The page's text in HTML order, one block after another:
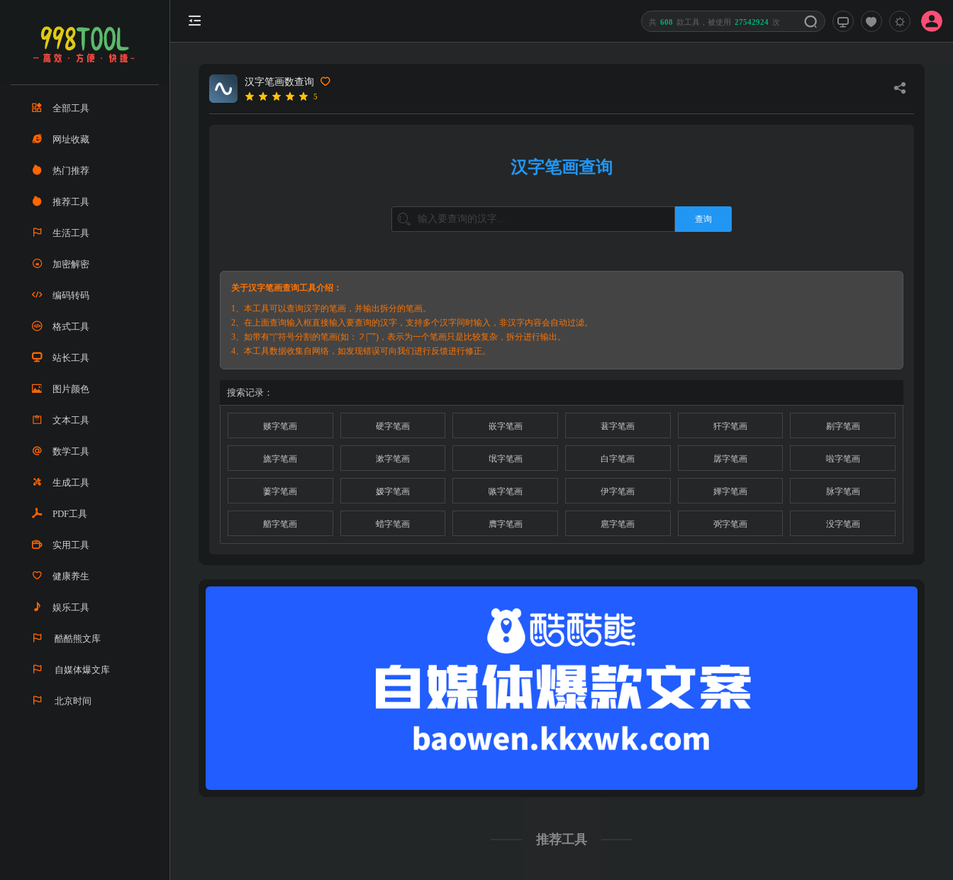
全部工具
网址收藏
热门推荐
推荐工具
生活工具
加密解密
编码转码
格式工具
站长工具
图片颜色
文本工具
数学工具
生成工具
PDF工具
实用工具
健康养生
娱乐工具
酷酷熊文库
自媒体爆文库
北京时间
共 608 款工具，被使用 27542924 次
汉字笔画数查询
5
汉字笔画查询
查询
关于汉字笔画查询工具介绍：
1、本工具可以查询汉字的笔画，并输出拆分的笔画。
2、在上面查询输入框直接输入要查询的汉字，支持多个汉字同时输入，非汉字内容会自动过滤。
3、如带有“|”符号分割的笔画(如：㇇|乛)，表示为一个笔画只是比较复杂，拆分进行输出。
4、本工具数据收集自网络，如发现错误可向我们进行反馈进行修正。
搜索记录：
赕字笔画 硬字笔画 嵌字笔画 葚字笔画 犴字笔画 剔字笔画
旒字笔画 漱字笔画 氓字笔画 白字笔画 孱字笔画 啦字笔画
萋字笔画 嫒字笔画 嗾字笔画 伊字笔画 嬅字笔画 脉字笔画
艏字笔画 蜡字笔画 膺字笔画 扈字笔画 弼字笔画 没字笔画
推荐工具